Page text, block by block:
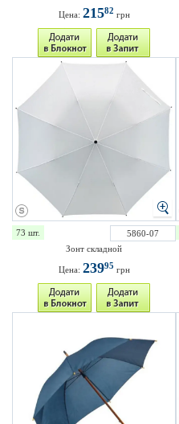
Цена: 21582 грн
73 шт.
5860-07
Зонт складной
Цена: 23995 грн